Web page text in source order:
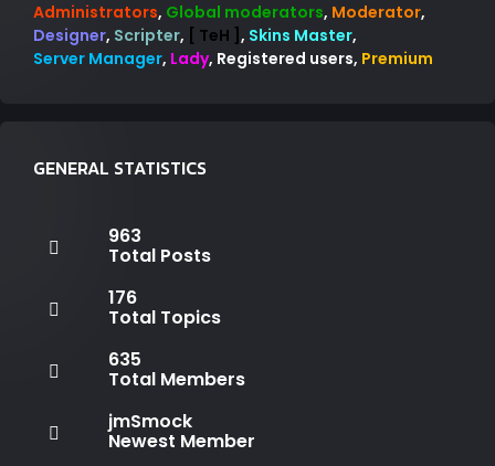
Administrators, Global moderators, Moderator,
Designer, Scripter, [ TeH ] , Skins Master,
Server Manager, Lady, Registered users, Premium
GENERAL STATISTICS
963
Total Posts
176
Total Topics
635
Total Members
jmSmock
Newest Member